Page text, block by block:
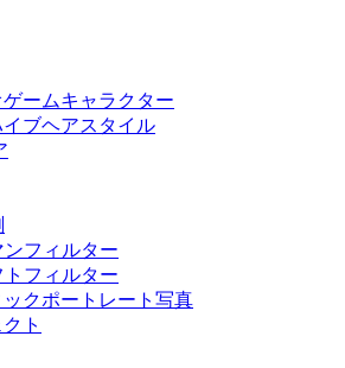
ームキャラクター
イブヘアスタイル
フィルター
フィルター
クポートレート写真
ト